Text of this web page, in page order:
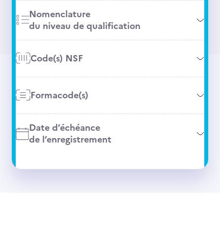
Nomenclature
du niveau de qualification
Code(s) NSF
Formacode(s)
Date d’échéance
de l’enregistrement